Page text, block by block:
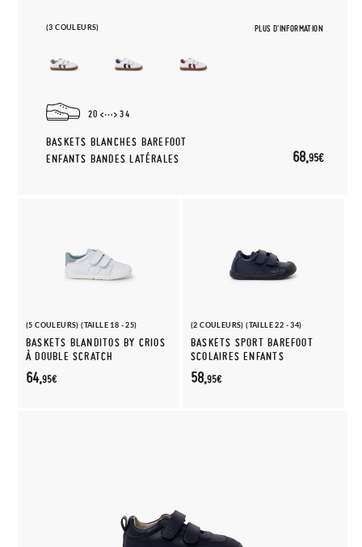
(3 COULEURS) PLUS D'INFORMATION
20 34
BASKETS BLANCHES BAREFOOT
ENFANTS BANDES LATÉRALES
68,95€
(5 COULEURS) (TAILLE 18 - 25)
BASKETS BLANDITOS BY CRIOS
À DOUBLE SCRATCH
64,95€
(2 COULEURS) (TAILLE 22 - 34)
BASKETS SPORT BAREFOOT
SCOLAIRES ENFANTS
58,95€